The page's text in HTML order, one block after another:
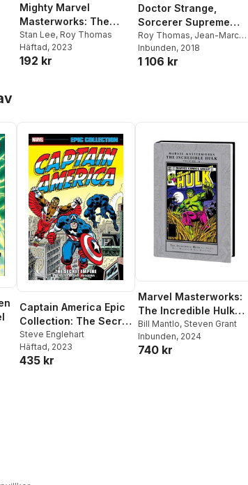
Mighty Marvel
Masterworks: The
Silver Surfer Vol. 1 -
Stan Lee, Roy Thomas
Häftad, 2023
192 kr
Doctor Strange,
Sorcerer Supreme
Omnibus Vol. 2
Roy Thomas, Jean-Marc
Lofficier,Len Kaminski
Inbunden, 2018
1 106 kr
Captain America Epic
Collection: The Secret
Empire
Steve Englehart
Häftad, 2023
435 kr
Marvel Masterworks:
The Incredible Hulk
Vol. 18
Bill Mantlo, Steven Grant
Inbunden, 2024
740 kr